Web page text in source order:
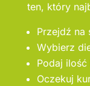
ten, który
Przejdź na
Wybierz
Podaj
Oczekuj